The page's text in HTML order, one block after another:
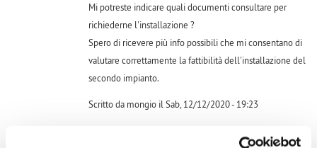
Mi potreste indicare quali documenti consultare per
richiederne l'installazione ?
Spero di ricevere più info possibili che mi consentano di
valutare correttamente la fattibilità dell'installazione del
secondo impianto.
Scritto da mongio il Sab, 12/12/2020 - 19:23